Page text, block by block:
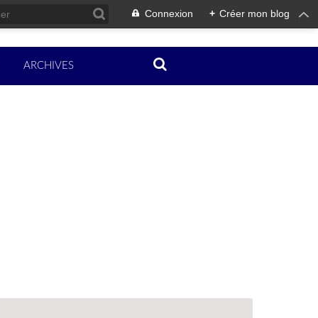
Connexion + Créer mon blog
ARCHIVES